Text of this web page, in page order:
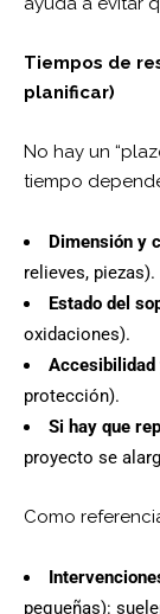
Tiempos de
planificar)
No hay un
tiempo
Dimensión y
relieves, piezas).
Estado del
oxidaciones).
protección).
Si hay que
proyecto se
Como
pequeñas):